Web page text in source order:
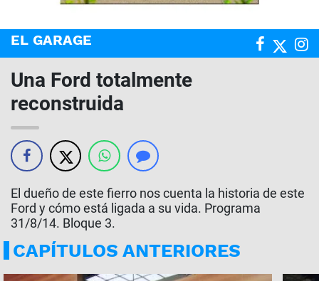
EL GARAGE
Una Ford totalmente
reconstruida
El dueño de este fierro nos cuenta la historia de este
Ford y cómo está ligada a su vida. Programa
31/8/14. Bloque 3.
CAPÍTULOS ANTERIORES